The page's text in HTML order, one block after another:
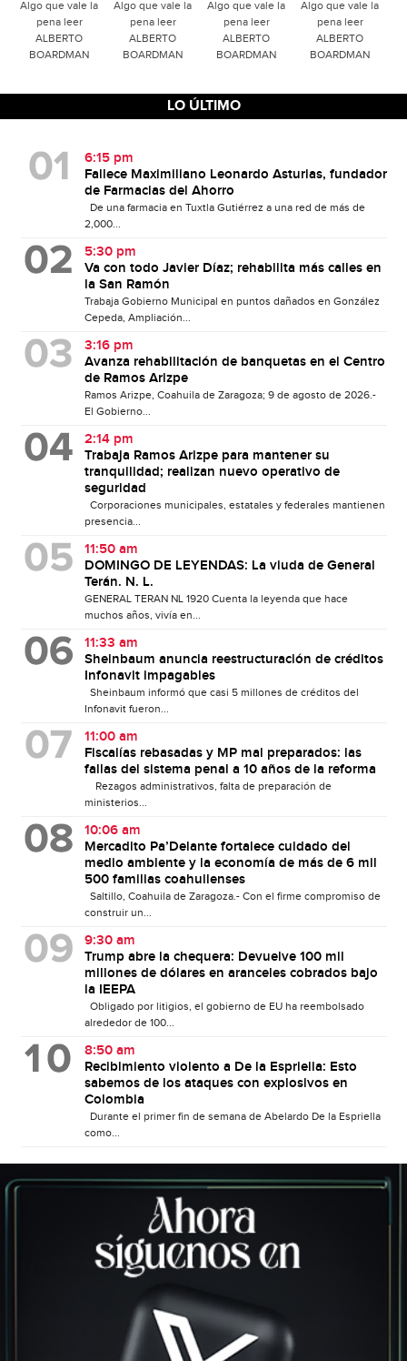
Algo que vale la
pena leer
ALBERTO
BOARDMAN
Algo que vale la
pena leer
ALBERTO
BOARDMAN
Algo que vale la
pena leer
ALBERTO
BOARDMAN
Algo que vale la
pena leer
ALBERTO
BOARDMAN
LO ÚLTIMO
6:15 pm
Fallece Maximiliano Leonardo Asturias, fundador
de Farmacias del Ahorro
De una farmacia en Tuxtla Gutiérrez a una red de más de
2,000...
5:30 pm
Va con todo Javier Díaz; rehabilita más calles en
la San Ramón
Trabaja Gobierno Municipal en puntos dañados en González
Cepeda, Ampliación...
3:16 pm
Avanza rehabilitación de banquetas en el Centro
de Ramos Arizpe
Ramos Arizpe, Coahuila de Zaragoza; 9 de agosto de 2026.-
El Gobierno...
2:14 pm
Trabaja Ramos Arizpe para mantener su
tranquilidad; realizan nuevo operativo de
seguridad
Corporaciones municipales, estatales y federales mantienen
presencia...
11:50 am
DOMINGO DE LEYENDAS: La viuda de General
Terán. N. L.
GENERAL TERAN NL 1920 Cuenta la leyenda que hace
muchos años, vivía en...
11:33 am
Sheinbaum anuncia reestructuración de créditos
Infonavit impagables
Sheinbaum informó que casi 5 millones de créditos del
Infonavit fueron...
11:00 am
Fiscalías rebasadas y MP mal preparados: las
fallas del sistema penal a 10 años de la reforma
Rezagos administrativos, falta de preparación de
ministerios...
10:06 am
Mercadito Pa’Delante fortalece cuidado del
medio ambiente y la economía de más de 6 mil
500 familias coahuilenses
Saltillo, Coahuila de Zaragoza.- Con el firme compromiso de
construir un...
9:30 am
Trump abre la chequera: Devuelve 100 mil
millones de dólares en aranceles cobrados bajo
la IEEPA
Obligado por litigios, el gobierno de EU ha reembolsado
alrededor de 100...
8:50 am
Recibimiento violento a De la Espriella: Esto
sabemos de los ataques con explosivos en
Colombia
Durante el primer fin de semana de Abelardo De la Espriella
como...